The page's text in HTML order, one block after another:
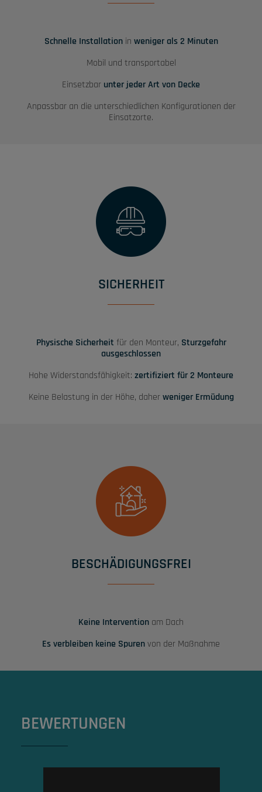
Schnelle Installationin weniger als 2 Minuten
Mobil und transportabel
Einsetzbar unter jeder Art von Decke
Anpassbar an die unterschiedlichen Konfigurationen der
Einsatzorte.
SICHERHEIT
Physische Sicherheit für den Monteur, Sturzgefahr
ausgeschlossen
Hohe Widerstandsfähigkeit: zertifiziert für 2 Monteure
Keine Belastung in der Höhe, daherweniger Ermüdung
BESCHÄDIGUNGSFREI
Keine Intervention am Dach
Es verbleiben keine Spurenvon der Maßnahme
BEWERTUNGEN